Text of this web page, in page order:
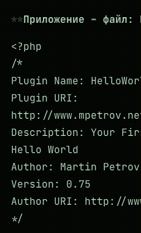
Приложение –
<?php
/*
Plugin Name:
Plugin URI:
http://
Description: Your
Hello World
Author: Martin Petrov
Version: 0.75
Author URI: http://
*/